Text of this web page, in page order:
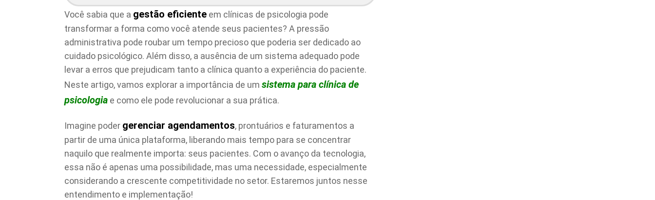
Você sabia que a gestão eficiente em clínicas de psicologia pode
transformar a forma como você atende seus pacientes? A pressão
administrativa pode roubar um tempo precioso que poderia ser dedicado ao
cuidado psicológico. Além disso, a ausência de um sistema adequado pode
levar a erros que prejudicam tanto a clínica quanto a experiência do paciente.
Neste artigo, vamos explorar a importância de um sistema para clínica de
psicologia e como ele pode revolucionar a sua prática.
Imagine poder gerenciar agendamentos, prontuários e faturamentos a
partir de uma única plataforma, liberando mais tempo para se concentrar
naquilo que realmente importa: seus pacientes. Com o avanço da tecnologia,
essa não é apenas uma possibilidade, mas uma necessidade, especialmente
considerando a crescente competitividade no setor. Estaremos juntos nesse
entendimento e implementação!